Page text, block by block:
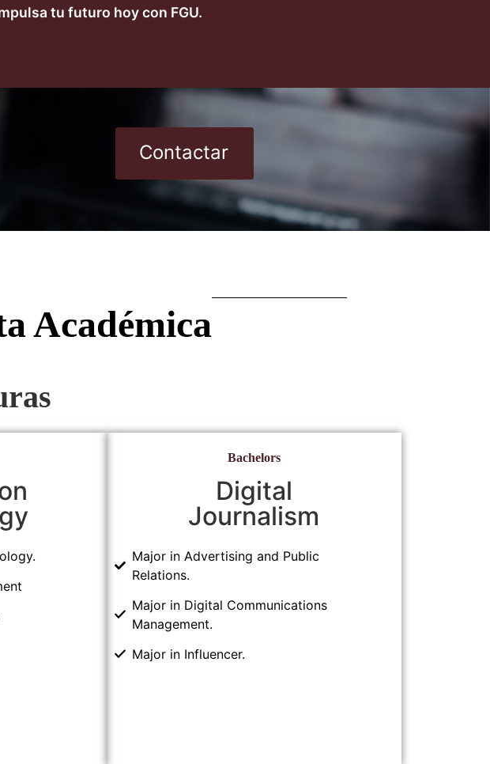
tu futuro hoy con FGU.
Contactar
Académica
Bachelors
Digital
Journalism
Major in Advertising and Public
Relations.
Major in Digital Communications
Management.
Major in Influencer.